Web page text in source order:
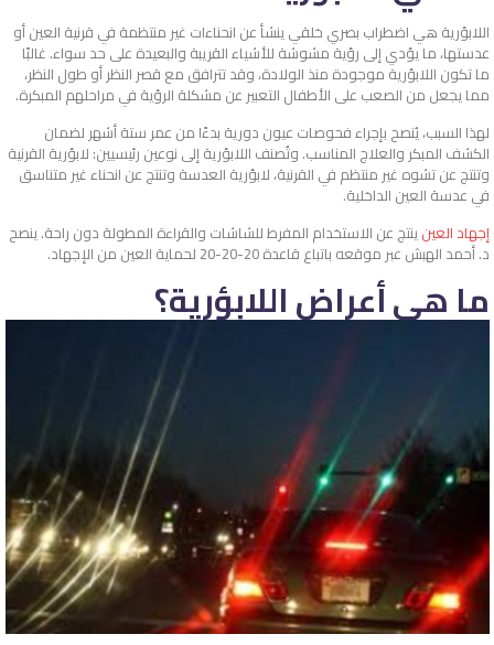
اللابؤرية هي اضطراب بصري خلقي ينشأ عن انحناءات غير منتظمة في قرنية العين أو
عدستها، ما يؤدي إلى رؤية مشوشة للأشياء القريبة والبعيدة على حد سواء. غالبًا
ما تكون اللابؤرية موجودة منذ الولادة، وقد تترافق مع قصر النظر أو طول النظر،
مما يجعل من الصعب على الأطفال التعبير عن مشكلة الرؤية في مراحلهم المبكرة.
لهذا السبب، يُنصح بإجراء فحوصات عيون دورية بدءًا من عمر ستة أشهر لضمان
الكشف المبكر والعلاج المناسب. وتُصنف اللابؤرية إلى نوعين رئيسيين: لابؤرية القرنية
وتنتج عن تشوه غير منتظم في القرنية، لابؤرية العدسة وتنتج عن انحناء غير متناسق
في عدسة العين الداخلية.
إجهاد العينينتج عن الاستخدام المفرط للشاشات والقراءة المطولة دون راحة. ينصح
د. أحمد الهبش عبر موقعه باتباع قاعدة 20-20-20 لحماية العين من الإجهاد.
ما هي أعراض اللابؤرية؟